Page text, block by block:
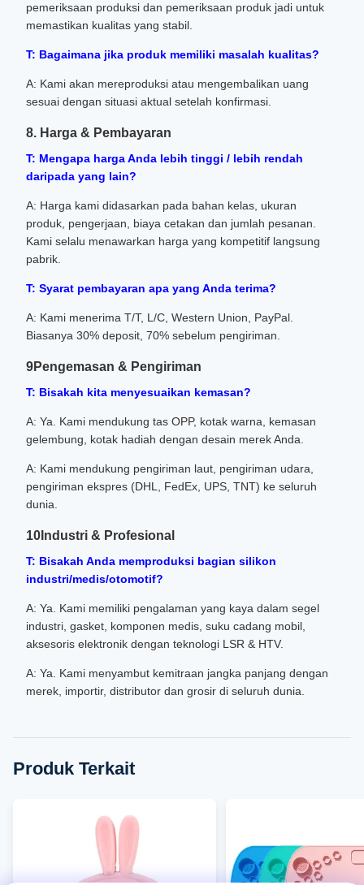
pemeriksaan produksi dan pemeriksaan produk jadi untuk
memastikan kualitas yang stabil.
T: Bagaimana jika produk memiliki masalah kualitas?
A: Kami akan mereproduksi atau mengembalikan uang
sesuai dengan situasi aktual setelah konfirmasi.
8. Harga & Pembayaran
T: Mengapa harga Anda lebih tinggi / lebih rendah
daripada yang lain?
A: Harga kami didasarkan pada bahan kelas, ukuran
produk, pengerjaan, biaya cetakan dan jumlah pesanan.
Kami selalu menawarkan harga yang kompetitif langsung
pabrik.
T: Syarat pembayaran apa yang Anda terima?
A: Kami menerima T/T, L/C, Western Union, PayPal.
Biasanya 30% deposit, 70% sebelum pengiriman.
9Pengemasan & Pengiriman
T: Bisakah kita menyesuaikan kemasan?
A: Ya. Kami mendukung tas OPP, kotak warna, kemasan
gelembung, kotak hadiah dengan desain merek Anda.
A: Kami mendukung pengiriman laut, pengiriman udara,
pengiriman ekspres (DHL, FedEx, UPS, TNT) ke seluruh
dunia.
10Industri & Profesional
T: Bisakah Anda memproduksi bagian silikon
industri/medis/otomotif?
A: Ya. Kami memiliki pengalaman yang kaya dalam segel
industri, gasket, komponen medis, suku cadang mobil,
aksesoris elektronik dengan teknologi LSR & HTV.
A: Ya. Kami menyambut kemitraan jangka panjang dengan
merek, importir, distributor dan grosir di seluruh dunia.
Produk Terkait